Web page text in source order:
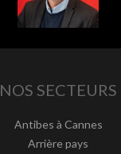
NOS SECTEURS
Antibes à Cannes
Arrière pays